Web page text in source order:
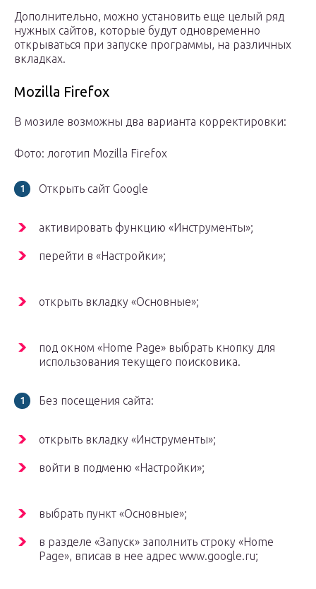
Дополнительно, можно установить еще целый ряд
нужных сайтов, которые будут одновременно
открываться при запуске программы, на различных
вкладках.
Mozilla Firefox
В мозиле возможны два варианта корректировки:
Фото: логотип Mozilla Firefox
Открыть сайт Google
активировать функцию «Инструменты»;
перейти в «Настройки»;
открыть вкладку «Основные»;
под окном «Home Page» выбрать кнопку для
использования текущего поисковика.
Без посещения сайта:
открыть вкладку «Инструменты»;
войти в подменю «Настройки»;
выбрать пункт «Основные»;
в разделе «Запуск» заполнить строку «Home
Page», вписав в нее адрес www.google.ru;